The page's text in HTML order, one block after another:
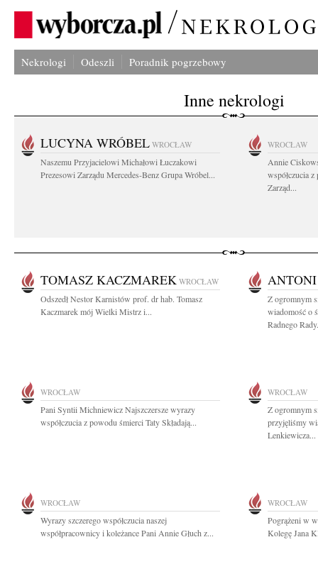
Nekrologi Odeszli Poradnik pogrzebowy
Inne nekrologi
LUCYNA WRÓBEL WROCŁAW
Naszemu Przyjacielowi Michałowi Łuczakowi
Prezesowi Zarządu Mercedes-Benz Grupa Wróbel...
WROCŁAW
Annie
współczucia
Zarząd...
TOMASZ KACZMAREK WROCŁAW
Odszedł Nestor Karnistów prof. dr hab. Tomasz
Kaczmarek mój Wielki Mistrz i...
Z ogromnym
wiadomość o
Radnego
WROCŁAW
Pani Syntii Michniewicz Najszczersze wyrazy
współczucia z powodu śmierci Taty Składają...
WROCŁAW
Z ogromnym
przyjęliśmy
Lenkiewicza...
WROCŁAW
Wyrazy szczerego współczucia naszej
współpracownicy i koleżance Pani Annie Głuch z...
WROCŁAW
Pogrążeni w
Kolegę Jana